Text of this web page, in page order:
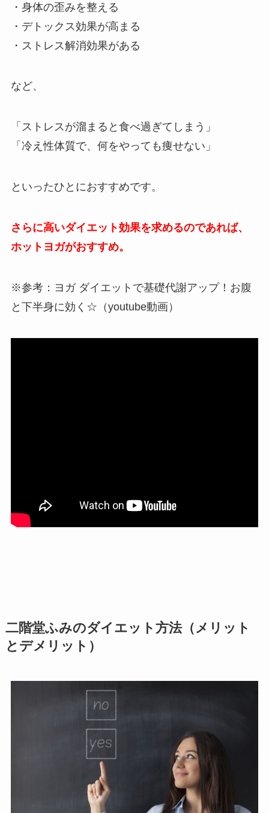
・身体の歪みを整える
・デトックス効果が高まる
・ストレス解消効果がある
など、
「ストレスが溜まると食べ過ぎてしまう」
「冷え性体質で、何をやっても痩せない」
といったひとにおすすめです。
さらに高いダイエット効果を求めるのであれば、
ホットヨガがおすすめ。
※参考：ヨガ ダイエットで基礎代謝アップ！お腹
と下半身に効く☆（youtube動画）
二階堂ふみのダイエット方法（メリット
とデメリット）